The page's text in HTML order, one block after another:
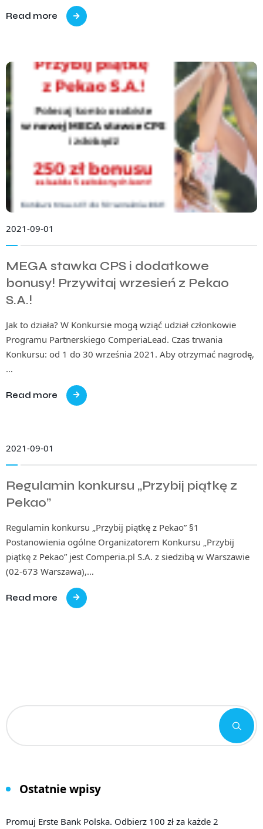
Read more
2021-09-01
MEGA stawka CPS i dodatkowe
bonusy! Przywitaj wrzesień z Pekao
S.A.!
Jak to działa? W Konkursie mogą wziąć udział członkowie
Programu Partnerskiego ComperiaLead. Czas trwania
Konkursu: od 1 do 30 września 2021. Aby otrzymać nagrodę,
…
Read more
2021-09-01
Regulamin konkursu „Przybij piątkę z
Pekao”
Regulamin konkursu „Przybij piątkę z Pekao” §1
Postanowienia ogólne Organizatorem Konkursu „Przybij
piątkę z Pekao” jest Comperia.pl S.A. z siedzibą w Warszawie
(02-673 Warszawa),…
Read more
Ostatnie wpisy
Promuj Erste Bank Polska. Odbierz 100 zł za każde 2